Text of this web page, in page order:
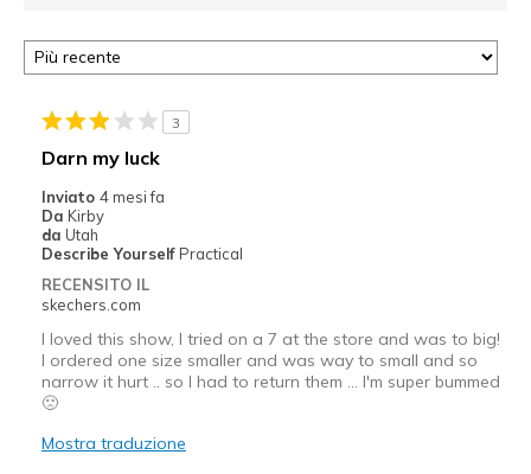
3
Darn my luck
Inviato 4 mesi fa
Da Kirby
da Utah
Describe Yourself Practical
RECENSITO IL
skechers.com
I loved this show, I tried on a 7 at the store and was to big!
I ordered one size smaller and was way to small and so
narrow it hurt .. so I had to return them … I'm super bummed
🙁
Mostra traduzione